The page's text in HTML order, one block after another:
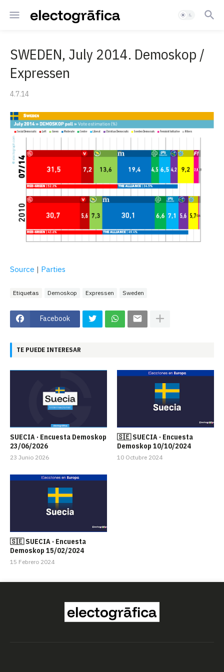
SWEDEN, July 2014. Demoskop /
Expressen
4.7.14
Source | Parties
Etiquetas Demoskop Expressen Sweden
Facebook
TE PUEDE INTERESAR
SUECIA · Encuesta Demoskop
23/06/2026
23 Junio 2026
🇸🇪 SUECIA · Encuesta
Demoskop 10/10/2024
10 Octubre 2024
🇸🇪 SUECIA · Encuesta
Demoskop 15/02/2024
15 Febrero 2024